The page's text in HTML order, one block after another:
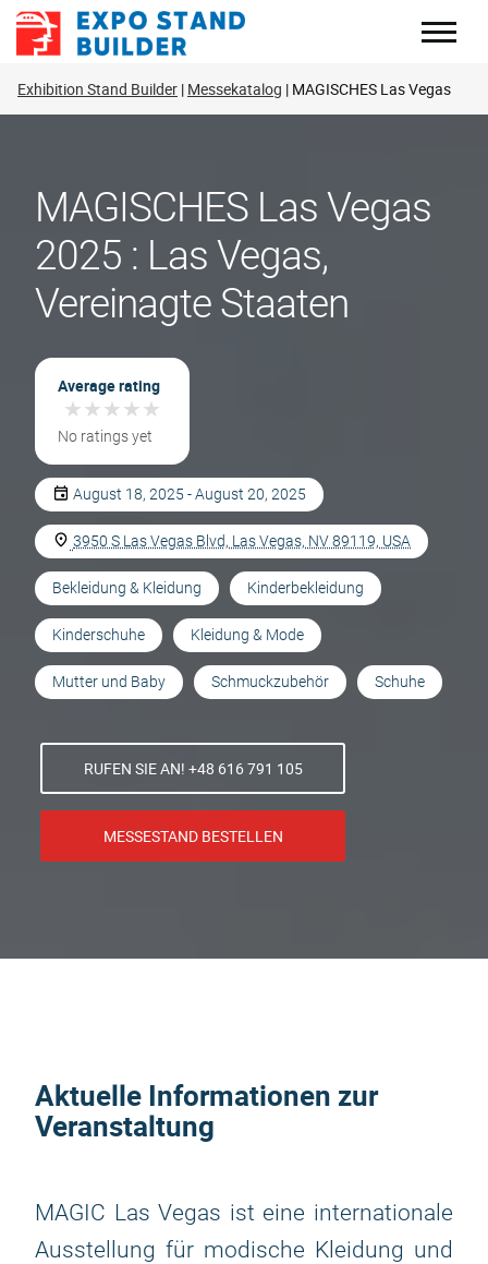
Zum
Inhalt
Exhibition Stand Builder Messekatalog MAGISCHES Las Vegas
MAGISCHES Las Vegas
2025 : Las Vegas,
Vereinagte Staaten
Average rating
★★★★★
★★★★★
No ratings yet
August 18, 2025 - August 20, 2025
3950 S Las Vegas Blvd, Las Vegas, NV 89119, USA
Bekleidung & Kleidung Kinderbekleidung
Kinderschuhe Kleidung & Mode
Mutter und Baby Schmuckzubehör Schuhe
RUFEN SIE AN! +48 616 791 105
MESSESTAND BESTELLEN
Aktuelle Informationen zur
Veranstaltung
MAGIC Las Vegas ist eine internationale
Ausstellung für modische Kleidung und